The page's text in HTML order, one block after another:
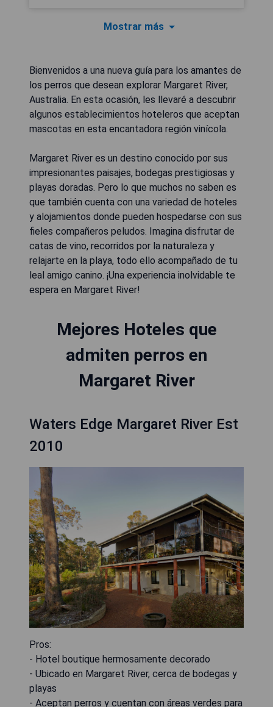
Mostrar más
Bienvenidos a una nueva guía para los amantes de
los perros que desean explorar Margaret River,
Australia. En esta ocasión, les llevaré a descubrir
algunos establecimientos hoteleros que aceptan
mascotas en esta encantadora región vinícola.
Margaret River es un destino conocido por sus
impresionantes paisajes, bodegas prestigiosas y
playas doradas. Pero lo que muchos no saben es
que también cuenta con una variedad de hoteles
y alojamientos donde pueden hospedarse con sus
fieles compañeros peludos. Imagina disfrutar de
catas de vino, recorridos por la naturaleza y
relajarte en la playa, todo ello acompañado de tu
leal amigo canino. ¡Una experiencia inolvidable te
espera en Margaret River!
Mejores Hoteles que
admiten perros en
Margaret River
Waters Edge Margaret River Est
2010
Pros:
- Hotel boutique hermosamente decorado
- Ubicado en Margaret River, cerca de bodegas y
playas
- Aceptan perros y cuentan con áreas verdes para